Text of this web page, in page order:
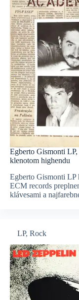
Egberto Gismonti
klenotom highendu
Egberto Gismonti
ECM records
klávesami a
LP, Rock